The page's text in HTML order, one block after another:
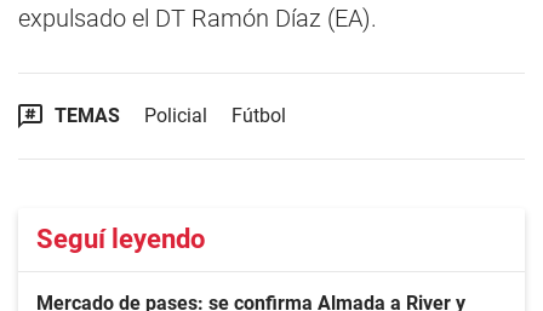
expulsado el DT Ramón Díaz (EA).
TEMAS Policial Fútbol
Seguí leyendo
Mercado de pases: se confirma Almada a River y